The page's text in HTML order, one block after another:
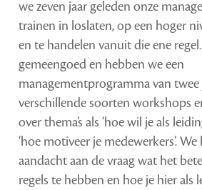
we zeven jaar geleden onze
trainen in loslaten, op een hoger
en te handelen vanuit die ene
gemeengoed en hebben we een
managementprogramma van twee
verschillende soorten workshops
over thema’s als ‘hoe wil je als
‘hoe motiveer je medewerkers’.
aandacht aan de vraag wat het
regels te hebben en hoe je hier als